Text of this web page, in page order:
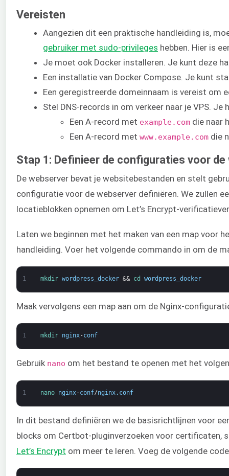
Vereisten
Aangezien dit een praktische handleiding is,
gebruiker met sudo-privileges hebben. Hier is
Je moet ook Docker installeren. Je kunt deze
Een installatie van Docker Compose. Je kunt
Een geregistreerde domeinnaam is vereist om
Stel DNS-records in om verkeer naar je VPS.
Een A-record met example.com die naar
Een A-record met www.example.com die
Stap 1: Definieer de configuraties voor de
De webserver bevat je websitebestanden en stelt
configuratie voor de webserver definiëren. We zullen
locatieblokken opnemen om Let’s Encrypt-
Laten we beginnen met het maken van een map voor
handleiding. Voer het volgende commando in om de
1 mkdir wordpress_docker && cd wordpress_docker
Maak vervolgens een map aan om de Nginx-
1 mkdir nginx-conf
Gebruik nano om het bestand te openen met het
1 nano nginx-conf/nginx. conf
In dit bestand definiëren we de basisrichtlijnen voor
blocks om Certbot-pluginverzoeken voor certificaten,
Let’s Encrypt om meer te leren. Voeg de volgende